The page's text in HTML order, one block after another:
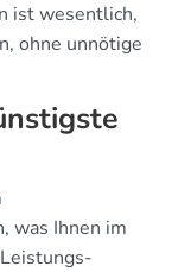
ist wesentlich,
ohne unnötige
was Ihnen im